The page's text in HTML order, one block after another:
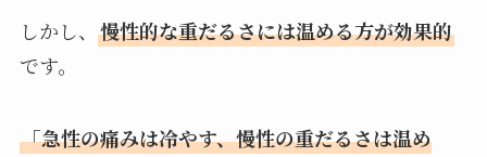
しかし、 慢性的な重だるさには温める方が効果的
です。
「急性の痛みは冷やす、慢性の重だるさは温め